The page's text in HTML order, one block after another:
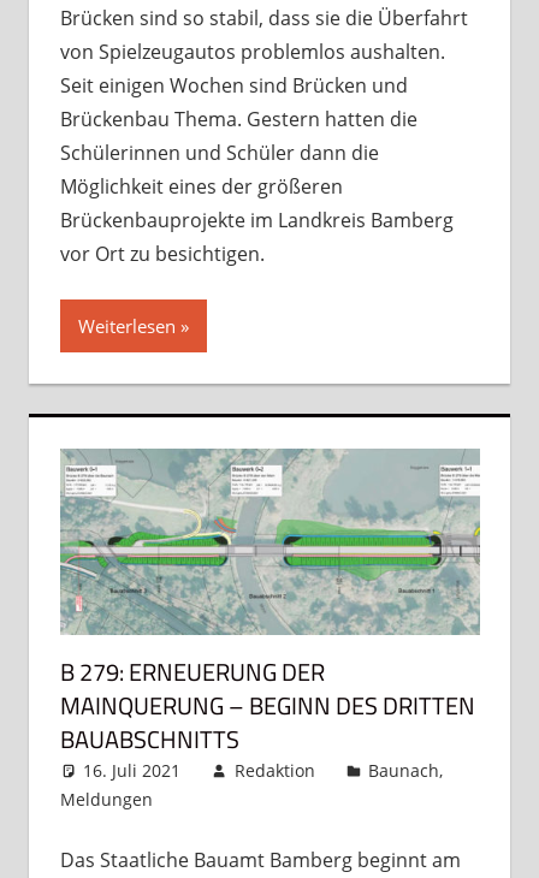
Brücken sind so stabil, dass sie die Überfahrt
von Spielzeugautos problemlos aushalten.
Seit einigen Wochen sind Brücken und
Brückenbau Thema. Gestern hatten die
Schülerinnen und Schüler dann die
Möglichkeit eines der größeren
Brückenbauprojekte im Landkreis Bamberg
vor Ort zu besichtigen.
Weiterlesen
B 279: ERNEUERUNG DER
MAINQUERUNG – BEGINN DES DRITTEN
BAUABSCHNITTS
16. Juli 2021 Redaktion Baunach,
Meldungen
Das Staatliche Bauamt Bamberg beginnt am